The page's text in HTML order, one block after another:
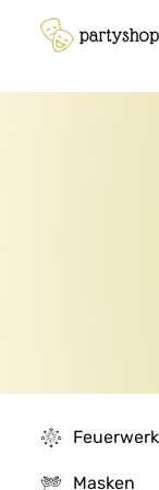
Hauptinhalt
Zur Suche springen
Zur
Feuerwerk
Masken